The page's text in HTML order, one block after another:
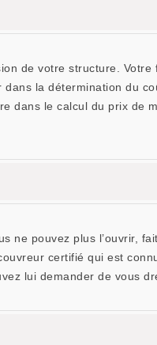
de votre structure. Votre
la détermination du
dans le calcul du prix de
ne pouvez plus l’ouvrir,
certifié qui est
lui demander de vous